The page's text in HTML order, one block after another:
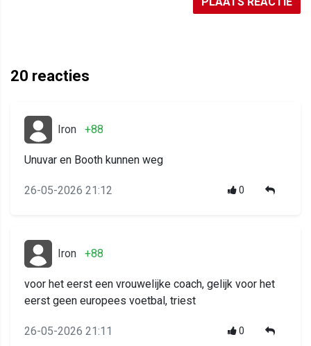
20 reacties
Iron +88
Unuvar en Booth kunnen weg
26-05-2026 21:12 0
Iron +88
voor het eerst een vrouwelijke coach, gelijk voor het
eerst geen europees voetbal, triest
26-05-2026 21:11 0